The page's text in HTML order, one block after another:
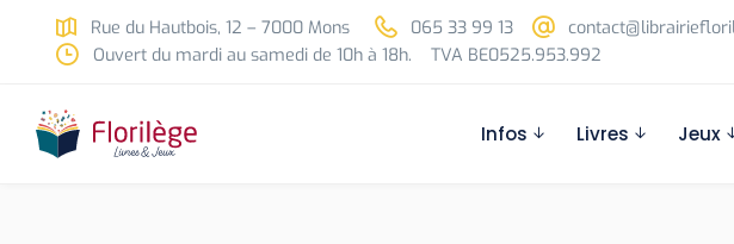
Skip to main content
Rue du Hautbois, 12 – 7000 Mons 065 33 99 13
Ouvert du mardi au samedi de 10h à 18h.
TVA BE0525.953.992
Infos Livres Jeux